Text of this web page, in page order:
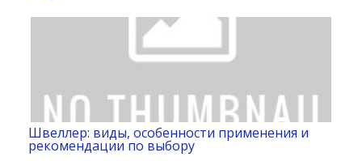
Швеллер: виды, особенности применения и
рекомендации по выбору